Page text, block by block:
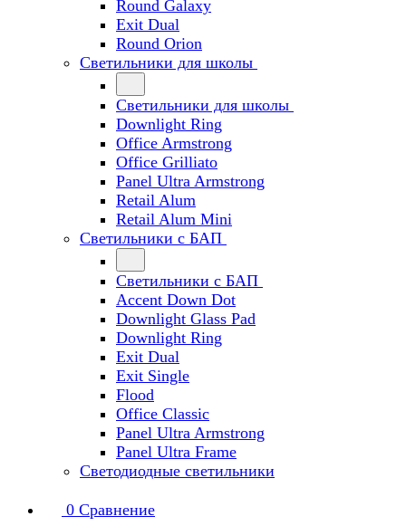
Round Galaxy
Exit Dual
Round Orion
Светильники для школы
Светильники для школы
Downlight Ring
Office Armstrong
Office Grilliato
Panel Ultra Armstrong
Retail Alum
Retail Alum Mini
Светильники с БАП
Светильники с БАП
Accent Down Dot
Downlight Glass Pad
Downlight Ring
Exit Dual
Exit Single
Flood
Office Classic
Panel Ultra Armstrong
Panel Ultra Frame
Светодиодные светильники
0 Сравнение